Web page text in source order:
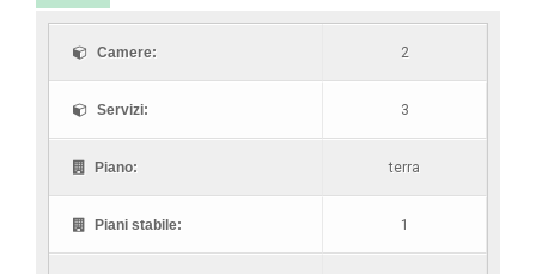
Camere: 2
Servizi: 3
Piano: terra
Piani stabile: 1